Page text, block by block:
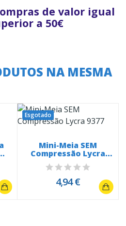
de valor igual
a 50€
NA MESMA
Esgotado
Mini-Meia SEM
Compressão Lycra
9377
4,94 €